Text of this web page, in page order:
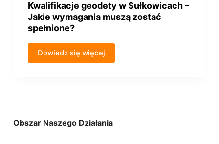
Kwalifikacje geodety w Sułkowicach –
Jakie wymagania muszą zostać
spełnione?
Dowiedz się więcej
Obszar Naszego Działania